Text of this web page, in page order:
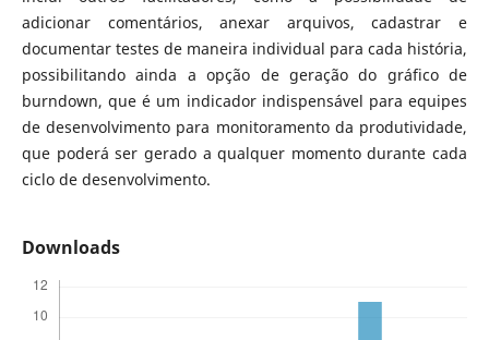
adicionar comentários, anexar arquivos, cadastrar e
documentar testes de maneira individual para cada história,
possibilitando ainda a opção de geração do gráfico de
burndown, que é um indicador indispensável para equipes
de desenvolvimento para monitoramento da produtividade,
que poderá ser gerado a qualquer momento durante cada
ciclo de desenvolvimento.
Downloads